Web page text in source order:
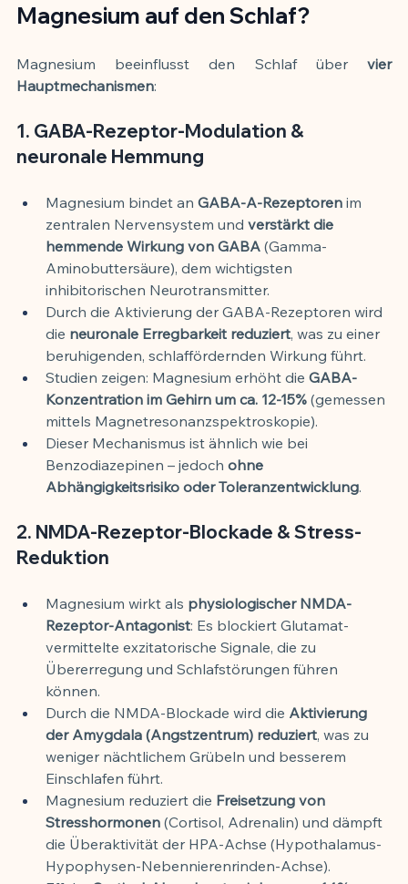
Magnesium auf den Schlaf?
Magnesium beeinflusst den Schlaf über vier
Hauptmechanismen:
1. GABA-Rezeptor-Modulation &
neuronale Hemmung
Magnesium bindet an GABA-A-Rezeptoren im
zentralen Nervensystem und verstärkt die
hemmende Wirkung von GABA (Gamma-
Aminobuttersäure), dem wichtigsten
inhibitorischen Neurotransmitter.
Durch die Aktivierung der GABA-Rezeptoren wird
die neuronale Erregbarkeit reduziert, was zu einer
beruhigenden, schlaffördernden Wirkung führt.
Studien zeigen: Magnesium erhöht die GABA-
Konzentration im Gehirn um ca. 12-15% (gemessen
mittels Magnetresonanzspektroskopie).
Dieser Mechanismus ist ähnlich wie bei
Benzodiazepinen – jedoch ohne
Abhängigkeitsrisiko oder Toleranzentwicklung.
2. NMDA-Rezeptor-Blockade & Stress-
Reduktion
Magnesium wirkt als physiologischer NMDA-
Rezeptor-Antagonist: Es blockiert Glutamat-
vermittelte exzitatorische Signale, die zu
Übererregung und Schlafstörungen führen
können.
Durch die NMDA-Blockade wird die Aktivierung
der Amygdala (Angstzentrum) reduziert, was zu
weniger nächtlichem Grübeln und besserem
Einschlafen führt.
Magnesium reduziert die Freisetzung von
Stresshormonen (Cortisol, Adrenalin) und dämpft
die Überaktivität der HPA-Achse (Hypothalamus-
Hypophysen-Nebennierenrinden-Achse).